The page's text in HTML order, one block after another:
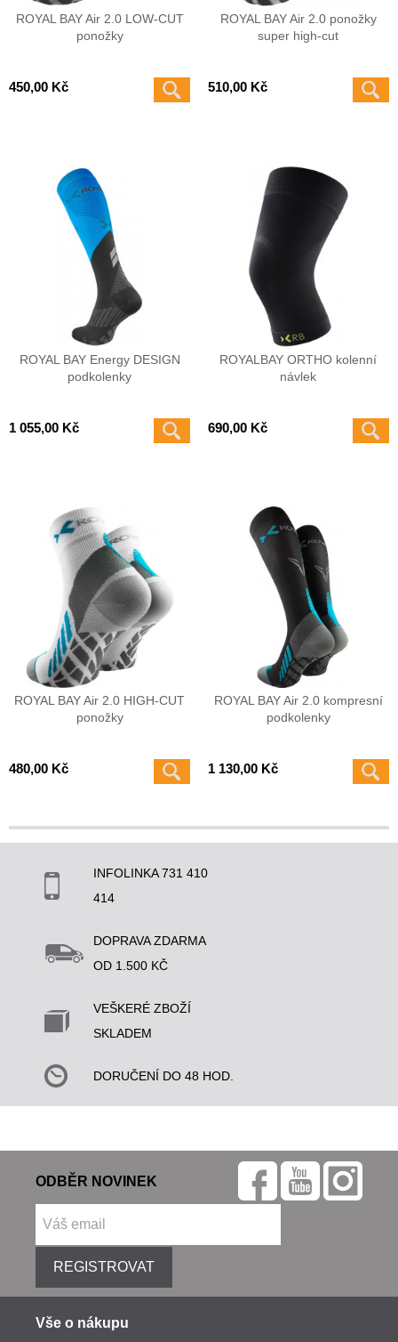
ROYAL BAY Air 2.0 LOW-CUT
ponožky
450,00 Kč
ROYAL BAY Air 2.0 ponožky
super high-cut
510,00 Kč
ROYAL BAY Energy DESIGN
podkolenky
1 055,00 Kč
ROYALBAY ORTHO kolenní
návlek
690,00 Kč
ROYAL BAY Air 2.0 HIGH-CUT
ponožky
480,00 Kč
ROYAL BAY Air 2.0 kompresní
podkolenky
1 130,00 Kč
INFOLINKA 731 410
414
DOPRAVA ZDARMA
OD 1.500 KČ
VEŠKERÉ ZBOŽÍ
SKLADEM
DORUČENÍ DO 48 HOD.
ODBĚR NOVINEK
REGISTROVAT
Vše o nákupu